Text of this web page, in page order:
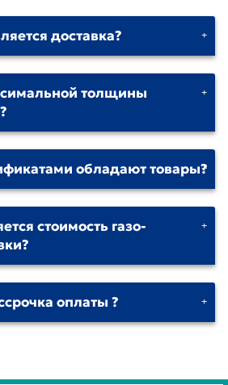
доставка?
толщины
обладают товары?
стоимость газо-
оплаты ?